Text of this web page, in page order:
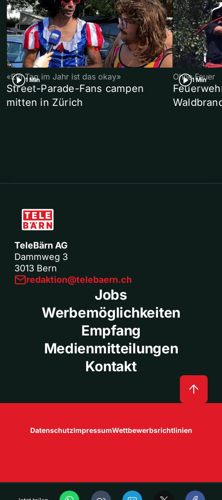
1 Min
«Ein Tag im Jahr ist das okay»
Street-Parade-Fans campen
mitten in Zürich
1 Min
Ohne Feuer
TeleBärn AG
Dammweg 3
3013 Bern
redaktion@telebaern.ch
Jobs
Werbemöglichkeiten
Empfang
Medienmitteilungen
Kontakt
DatenschutzImpressumWettbewerbsrichtlinien